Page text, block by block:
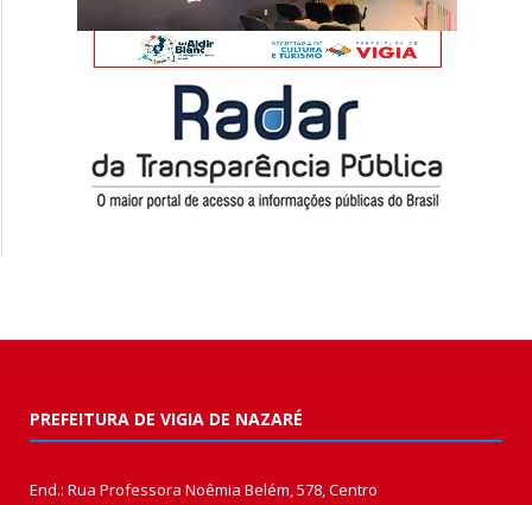
PREFEITURA DE VIGIA DE NAZARÉ
End.: Rua Professora Noêmia Belém, 578, Centro